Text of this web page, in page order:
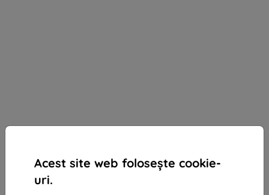
Acest site web folosește cookie-
uri.